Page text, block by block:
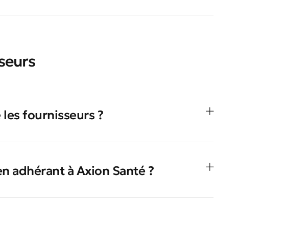
fournisseurs ?
adhérant à Axion Santé ?